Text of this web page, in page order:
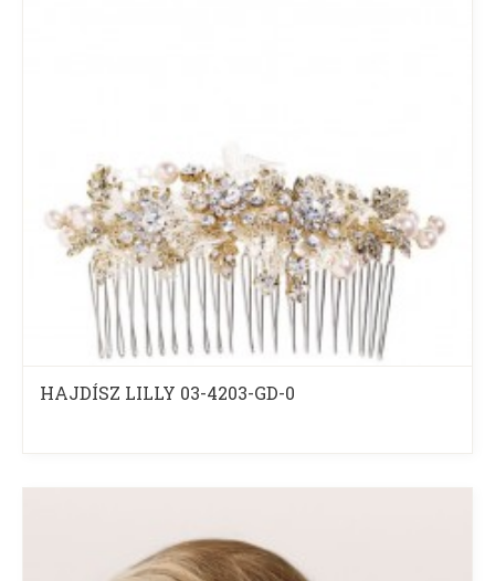
HAJDÍSZ LILLY 03-4203-GD-0